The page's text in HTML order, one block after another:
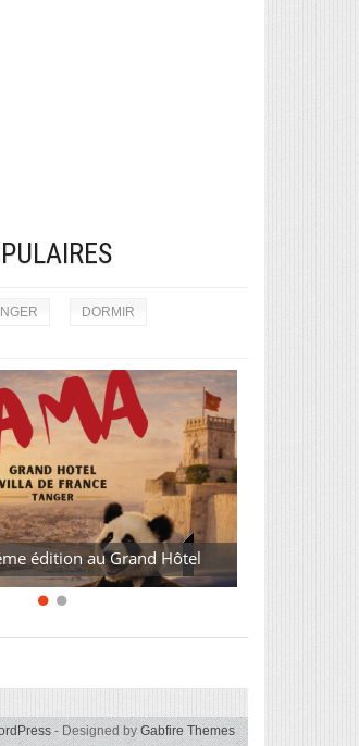
DORMIR
édition au Grand Hôtel
- Designed byGabfire Themes